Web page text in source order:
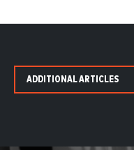
ADDITIONAL ARTICLES